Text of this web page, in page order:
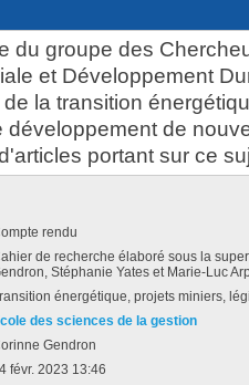
du groupe des
et Développement
la transition
développement de
portant sur ce
rendu
de recherche élaboré sous la
Stéphanie Yates et Marie-Luc
énergétique, projets miniers,
des sciences de la gestion
Gendron
févr. 2023 13:46